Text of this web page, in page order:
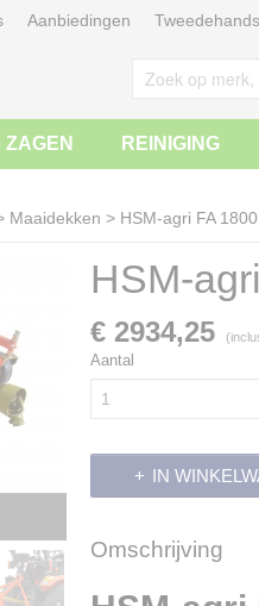
Aanbiedingen Tweedehands
ZAGEN REINIGING
Maaidekken > HSM-agri FA 1800
HSM-
€ 2934,25
Aantal
IN
Omschrijving